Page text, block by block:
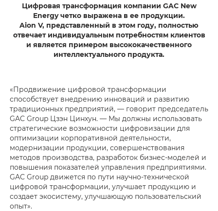
Цифровая трансформация компании GAC New
Energy четко выражена в ее продукции.
Aion V, представленный в этом году, полностью
отвечает индивидуальным потребностям клиентов
и является примером высококачественного
интеллектуального продукта.
«Продвижение цифровой трансформации
способствует внедрению инноваций и развитию
традиционных предприятий, — говорит председатель
GAC Group Цзэн Цинхун. — Мы должны использовать
стратегические возможности цифровизации для
оптимизации корпоративной деятельности,
модернизации продукции, совершенствования
методов производства, разработок бизнес-моделей и
повышения показателей управления предприятиями.
GAC Group движется по пути научно-технической
цифровой трансформации, улучшает продукцию и
создает экосистему, улучшающую пользовательский
опыт».